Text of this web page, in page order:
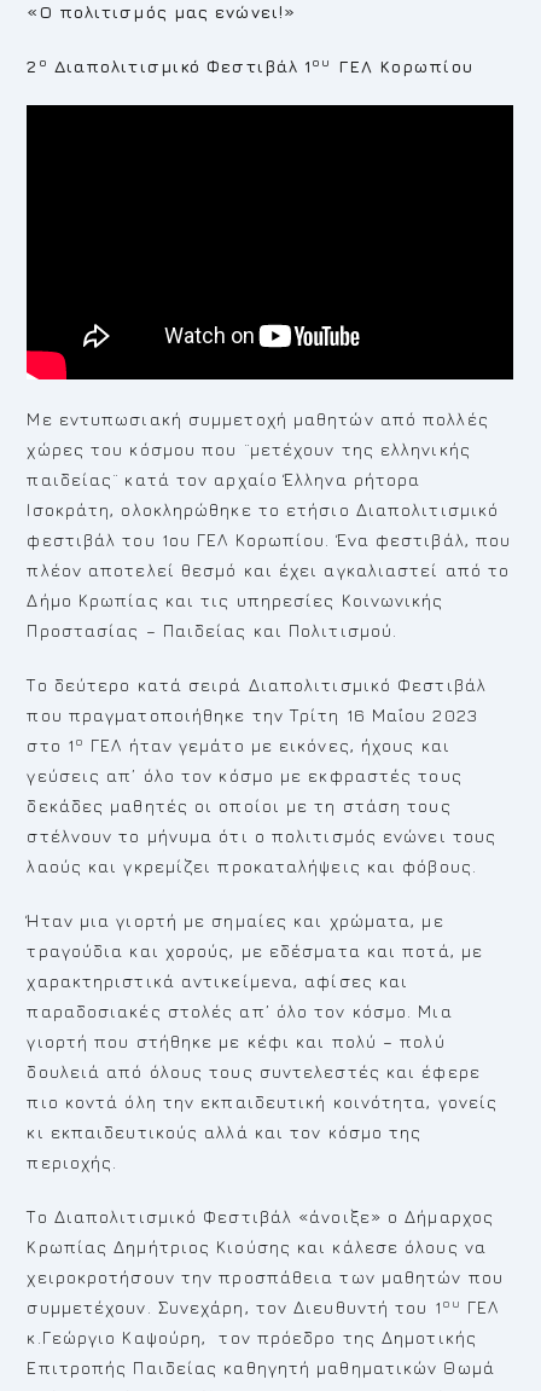
«Ο πολιτισμός μας ενώνει!»
2 ο Διαπολιτισμικό Φεστιβάλ 1 ου ΓΕΛ Κορωπίου
Με εντυπωσιακή συμμετοχή μαθητών από πολλές
χώρες του κόσμου που ¨μετέχουν της ελληνικής
παιδείας¨ κατά τον αρχαίο Έλληνα ρήτορα
Ισοκράτη, ολοκληρώθηκε το ετήσιο Διαπολιτισμικό
φεστιβάλ του 1ου ΓΕΛ Κορωπίου. Ένα φεστιβάλ, που
πλέον αποτελεί θεσμό και έχει αγκαλιαστεί από το
Δήμο Κρωπίας και τις υπηρεσίες Κοινωνικής
Προστασίας – Παιδείας και Πολιτισμού.
Το δεύτερο κατά σειρά Διαπολιτισμικό Φεστιβάλ
που πραγματοποιήθηκε την Τρίτη 16 Μαΐου 2023
στο 1 ο
ΓΕΛ ήταν γεμάτο με εικόνες, ήχους και
γεύσεις απ’ όλο τον κόσμο με εκφραστές τους
δεκάδες μαθητές οι οποίοι με τη στάση τους
στέλνουν το μήνυμα ότι ο πολιτισμός ενώνει τους
λαούς και γκρεμίζει προκαταλήψεις και φόβους.
Ήταν μια γιορτή με σημαίες και χρώματα, με
τραγούδια και χορούς, με εδέσματα και ποτά, με
χαρακτηριστικά αντικείμενα, αφίσες και
παραδοσιακές στολές απ’ όλο τον κόσμο. Μια
γιορτή που στήθηκε με κέφι και πολύ – πολύ
δουλειά από όλους τους συντελεστές και έφερε
πιο κοντά όλη την εκπαιδευτική κοινότητα, γονείς
κι εκπαιδευτικούς αλλά και τον κόσμο της
περιοχής.
Το Διαπολιτισμικό Φεστιβάλ «άνοιξε» ο Δήμαρχος
Κρωπίας Δημήτριος Κιούσης και κάλεσε όλους να
χειροκροτήσουν την προσπάθεια των μαθητών που
συμμετέχουν. Συνεχάρη, τον Διευθυντή του 1 ου
ΓΕΛ
κ.Γεώργιο Καψούρη, τον πρόεδρο της Δημοτικής
Επιτροπής Παιδείας καθηγητή μαθηματικών Θωμά